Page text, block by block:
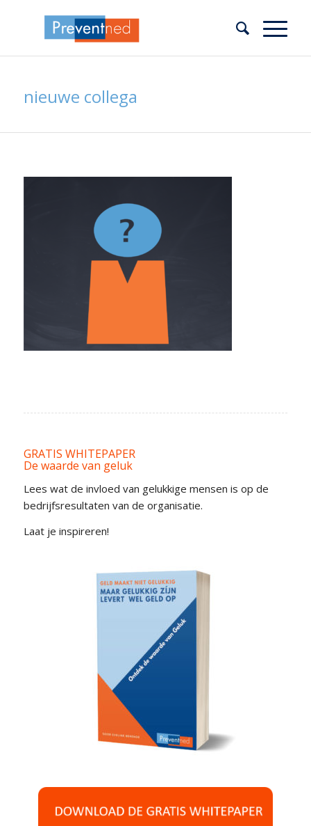
nieuwe collega
GRATIS WHITEPAPER
De waarde van geluk
Lees wat de invloed van gelukkige mensen is op de
bedrijfsresultaten van de organisatie.
Laat je inspireren!